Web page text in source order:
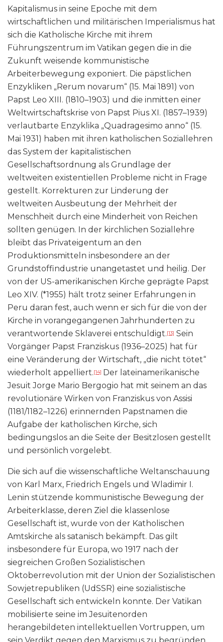
Kapitalismus in seine Epoche mit dem
wirtschaftlichen und militärischen Imperialismus hat
sich die Katholische Kirche mit ihrem
Führungszentrum im Vatikan gegen die in die
Zukunft weisende kommunistische
Arbeiterbewegung exponiert. Die päpstlichen
Enzykliken „Rerum novarum“ (15. Mai 1891) von
Papst Leo XIII. (1810–1903) und die inmitten einer
Weltwirtschaftskrise von Papst Pius XI. (1857–1939)
verlautbarte Enzyklika „Quadragesimo anno“ (15.
Mai 1931) haben mit ihren katholischen Soziallehren
das System der kapitalistischen
Gesellschaftsordnung als Grundlage der
weltweiten existentiellen Probleme nicht in Frage
gestellt. Korrekturen zur Linderung der
weltweiten Ausbeutung der Mehrheit der
Menschheit durch eine Minderheit von Reichen
sollten genügen. In der kirchlichen Soziallehre
bleibt das Privateigentum an den
Produktionsmitteln insbesondere an der
Grundstoffindustrie unangetastet und heilig. Der
von der US-amerikanischen Kirche geprägte Papst
Leo XIV. (*1955) hält trotz seiner Erfahrungen in
Peru daran fest, auch wenn er sich für die von der
Kirche in vorangegangenen Jahrhunderten zu
verantwortende Sklaverei entschuldigt.[13] Sein
Vorgänger Papst Franziskus (1936–2025) hat für
eine Veränderung der Wirtschaft, „die nicht tötet“
wiederholt appelliert.[14] Der lateinamerikanische
Jesuit Jorge Mario Bergogio hat mit seinem an das
revolutionäre Wirken von Franziskus von Assisi
(1181/1182–1226) erinnernden Papstnamen die
Aufgabe der katholischen Kirche, sich
bedingungslos an die Seite der Besitzlosen gestellt
und persönlich vorgelebt.
Die sich auf die wissenschaftliche Weltanschauung
von Karl Marx, Friedrich Engels und Wladimir I.
Lenin stützende kommunistische Bewegung der
Arbeiterklasse, deren Ziel die klassenlose
Gesellschaft ist, wurde von der Katholischen
Amtskirche als satanisch bekämpft. Das gilt
insbesondere für Europa, wo 1917 nach der
siegreichen Großen Sozialistischen
Oktoberrevolution mit der Union der Sozialistischen
Sowjetrepubliken (UdSSR) eine sozialistische
Gesellschaft sich entwickeln konnte. Der Vatikan
mobilisierte seine im Jesuitenorden
herangebildeten intellektuellen Vortruppen, um